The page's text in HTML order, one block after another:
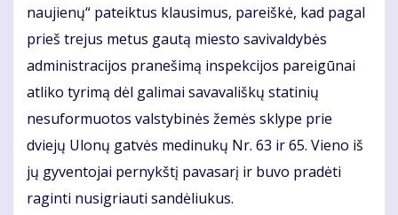
naujienų“ pateiktus klausimus, pareiškė, kad pagal
prieš trejus metus gautą miesto savivaldybės
administracijos pranešimą inspekcijos pareigūnai
atliko tyrimą dėl galimai savavališkų statinių
nesuformuotos valstybinės žemės sklype prie
dviejų Ulonų gatvės medinukų Nr. 63 ir 65. Vieno iš
jų gyventojai pernykštį pavasarį ir buvo pradėti
raginti nusigriauti sandėliukus.